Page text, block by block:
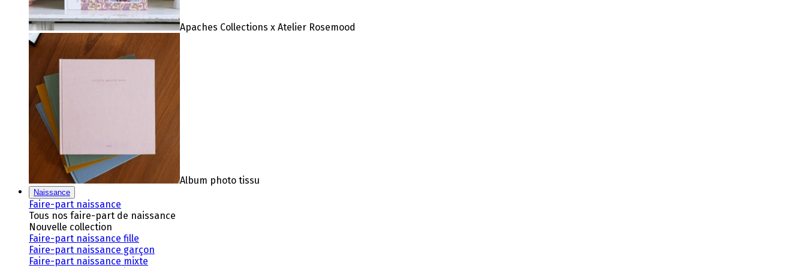
Apaches Collections x Atelier Rosemood
Album photo tissu
Naissance
Faire-part naissance
Tous nos faire-part de naissance
Nouvelle collection
Faire-part naissance fille
Faire-part naissance garçon
Faire-part naissance mixte